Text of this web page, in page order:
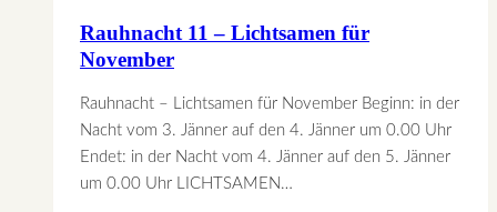
Rauhnacht 11 – Lichtsamen für
November
Rauhnacht – Lichtsamen für November Beginn: in der
Nacht vom 3. Jänner auf den 4. Jänner um 0.00 Uhr
Endet: in der Nacht vom 4. Jänner auf den 5. Jänner
um 0.00 Uhr LICHTSAMEN…